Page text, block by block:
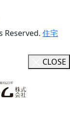
Reserved. 住宅
CLOSE